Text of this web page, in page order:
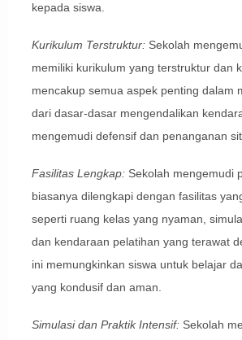
kepada siswa.
Kurikulum Terstruktur:Sekolah
memiliki kurikulum yang terstruktur dan
mencakup semua aspek penting dalam
dari dasar-dasar mengendalikan
mengemudi defensif dan penanganan
Fasilitas Lengkap:Sekolah mengemudi
biasanya dilengkapi dengan fasilitas
seperti ruang kelas yang nyaman,
dan kendaraan pelatihan yang terawat
ini memungkinkan siswa untuk belajar
yang kondusif dan aman.
Simulasi dan Praktik Intensif:Sekolah